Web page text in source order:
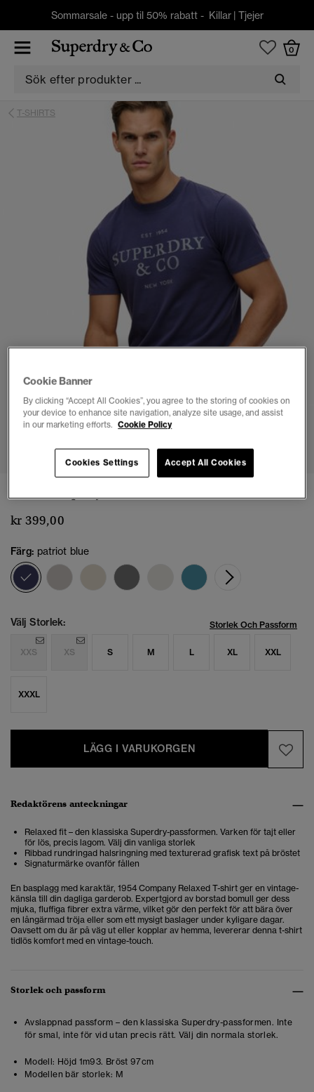
Sommarsale - upp til 50% rabatt - Killar| Tjejer
0
T-SHIRTS
3 4
kr 399,00
Färg: patriot blue
vald
Välj Storlek: Storlek Och Passform
XXS XS S M L XL XXL
XXXL
LÄGG I VARUKORGEN
Redaktörens anteckningar
Relaxed fit – den klassiska Superdry-passformen. Varken för tajt eller
för lös, precis lagom. Välj din vanliga storlek
Ribbad rundringad halsringning med texturerad grafisk text på bröstet
Signaturmärke ovanför fållen
En basplagg med karaktär, 1954 Company Relaxed T-shirt ger en vintage-
känsla till din dagliga garderob. Expertgjord av borstad bomull ger dess
mjuka, fluffiga fibrer extra värme, vilket gör den perfekt för att bära över
en långärmad tröja eller som ett mysigt baslager under kyligare dagar.
Oavsett om du är på väg ut eller kopplar av hemma, levererar denna t-shirt
tidlös komfort med en vintage-touch.
Storlek och passform
Avslappnad passform – den klassiska Superdry-passformen. Inte
för smal, inte för vid utan precis rätt. Välj din normala storlek.
Modell: Höjd 1m93. Bröst 97cm
Modellen bär storlek: M
Cookie Banner
By clicking “Accept All Cookies”, you agree to the storing of cookies on
your device to enhance site navigation, analyze site usage, and assist
in our marketing efforts. Cookie Policy
Accept All Cookies
Cookies Settings